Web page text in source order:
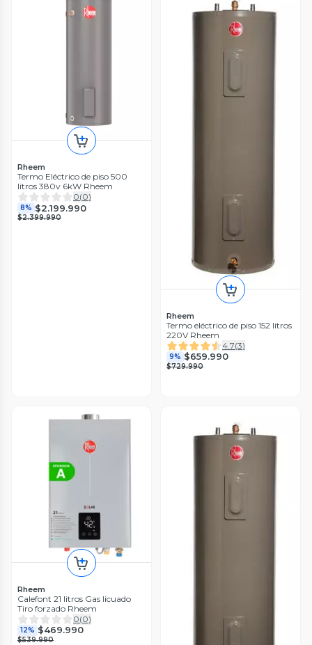
Rheem
Termo Eléctrico de piso 500
litros 380v 6kW Rheem
0(0)
8% $2.199.990
$2.399.990
Rheem
Termo eléctrico de piso 152 litros
220V Rheem
4.7(3)
9% $659.990
$729.990
Rheem
Calefont 21 litros Gas licuado
Tiro forzado Rheem
0(0)
12% $469.990
$539.990